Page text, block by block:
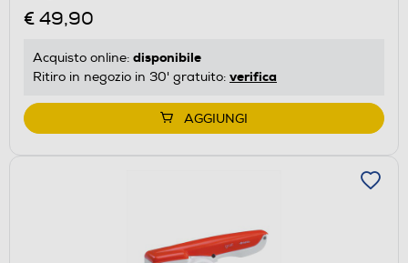
€ 49,90
Acquisto online: disponibile
Ritiro in negozio in 30' gratuito: verifica
AGGIUNGI